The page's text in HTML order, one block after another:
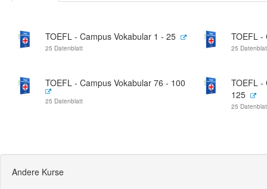
TOEFL - Campus Vokabular 1 - 25
25 Datenblatt
TOEFL -
25
TOEFL - Campus Vokabular 76 - 100
25 Datenblatt
TOEFL -
125
25
Andere Kurse